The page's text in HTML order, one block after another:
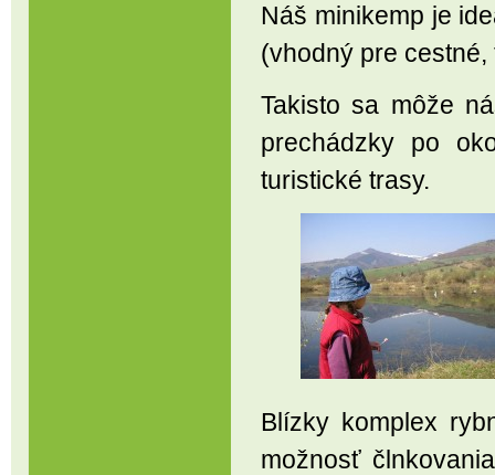
Náš minikemp je
(vhodný pre
Takisto sa môže
prechádzky po
turistické trasy.
Blízky komplex
možnosť